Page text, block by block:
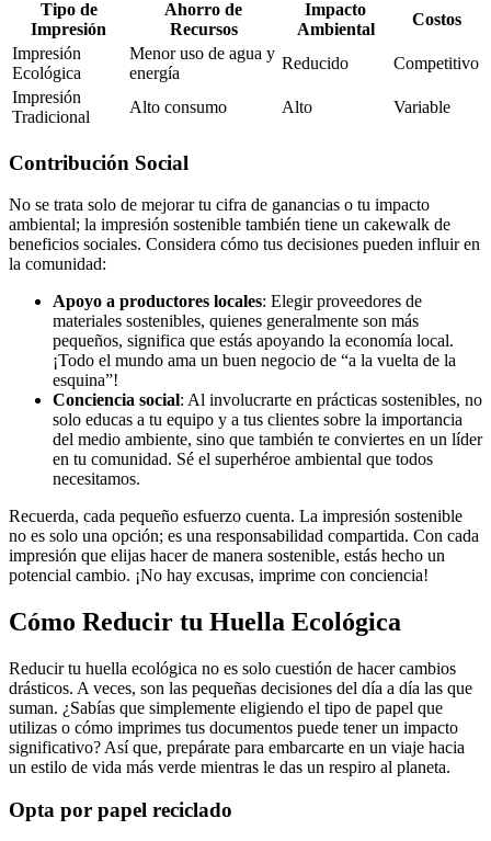
Tipo de
Impresión
Ahorro de
Recursos
Impacto
Ambiental
Costos
Impresión
Ecológica
Menor uso de agua y
energía
Reducido
Competitivo
Impresión
Tradicional
Alto consumo Alto Variable
Contribución Social
No se trata solo de mejorar tu cifra de ganancias o tu impacto
ambiental; la impresión sostenible también tiene un cakewalk de
beneficios sociales. Considera cómo tus decisiones pueden influir en
la comunidad:
Apoyo a productores locales: Elegir proveedores de
materiales sostenibles, quienes generalmente son más
pequeños, significa que estás apoyando la economía local.
¡Todo el mundo ama un buen negocio de “a la vuelta de la
esquina”!
Conciencia social: Al involucrarte en prácticas sostenibles, no
solo educas a tu equipo y a tus clientes sobre la importancia
del medio ambiente, sino que también te conviertes en un líder
en tu comunidad. Sé el superhéroe ambiental que todos
necesitamos.
Recuerda, cada pequeño esfuerzo cuenta. La impresión sostenible
no es solo una opción; es una responsabilidad compartida. Con cada
impresión que elijas hacer de manera sostenible, estás hecho un
potencial cambio. ¡No hay excusas, imprime con conciencia!
Cómo Reducir tu Huella Ecológica
Reducir tu huella ecológica no es solo cuestión de hacer cambios
drásticos. A veces, son las pequeñas decisiones del día a día las que
suman. ¿Sabías que simplemente eligiendo el tipo de papel que
utilizas o cómo imprimes tus documentos puede tener un impacto
significativo? Así que, prepárate para embarcarte en un viaje hacia
un estilo de vida más verde mientras le das un respiro al planeta.
Opta por papel reciclado